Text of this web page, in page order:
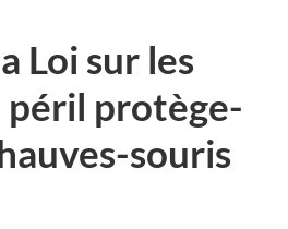
Loi sur les
péril protège-
souris